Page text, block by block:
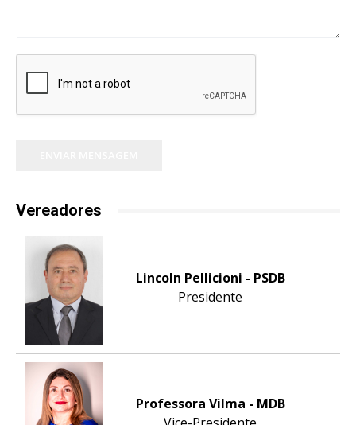
Vereadores
Lincoln Pellicioni - PSDB
Presidente
Professora Vilma - MDB